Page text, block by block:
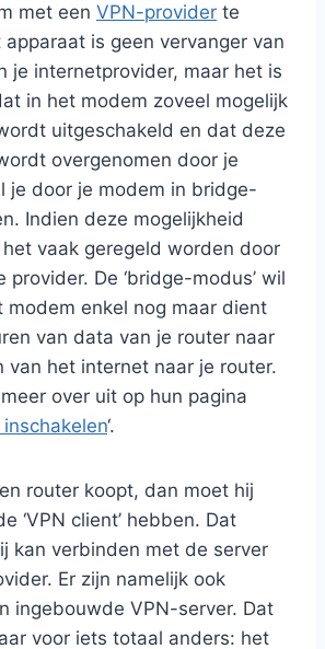
met een VPN-provider te
is geen vervanger van
je internetprovider, maar het is
in het modem zoveel mogelijk
uitgeschakeld en dat deze
overgenomen door je
je door je modem in bridge-
Indien deze mogelijkheid
vaak geregeld worden door
De ‘bridge-modus’ wil
modem enkel nog maar dient
van data van je router naar
van het internet naar je router.
over uit op hun pagina
‘.
router koopt, dan moet hij
‘VPN client’ hebben. Dat
kan verbinden met de server
Er zijn namelijk ook
ingebouwde VPN-server. Dat
voor iets totaal anders: het